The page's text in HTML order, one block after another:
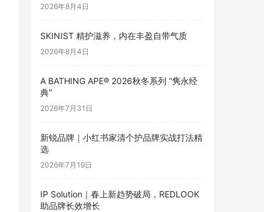
2026年8月4日
SKINIST 精护滋养，内在丰盈自带气质
2026年8月4日
A BATHING APE® 2026秋冬系列 “隽永经
典”
2026年7月31日
新锐品牌｜小红书家清个护品牌实战打法精
选
2026年7月19日
IP Solution｜春上新趋势破局，REDLOOK
助品牌长效增长